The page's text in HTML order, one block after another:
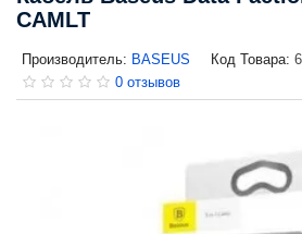
CAMLT
Производитель: BASEUS Код Товара:
0 отзывов